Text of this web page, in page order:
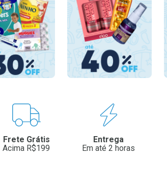
Frete Grátis
Acima R$199
Entrega
Em até 2 horas